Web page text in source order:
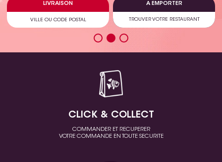
LIVRAISON A EMPORTER
CLICK & COLLECT
COMMANDER ET RECUPERER
VOTRE COMMANDE EN TOUTE SECURITE